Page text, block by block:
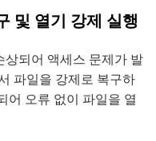
및 열기 강제 실행
되어 액세스 문제가 발
파일을 강제로 복구하
어 오류 없이 파일을 열